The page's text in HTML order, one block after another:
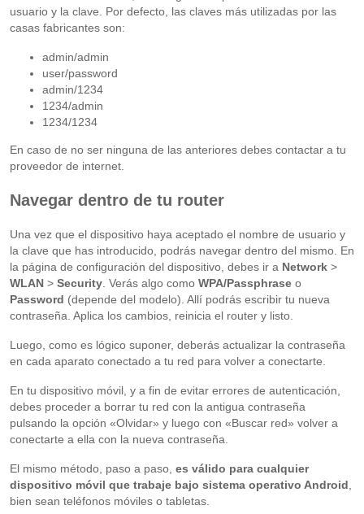
usuario y la clave. Por defecto, las claves más utilizadas por las
casas fabricantes son:
admin/admin
user/password
admin/1234
1234/admin
1234/1234
En caso de no ser ninguna de las anteriores debes contactar a tu
proveedor de internet.
Navegar dentro de tu router
Una vez que el dispositivo haya aceptado el nombre de usuario y
la clave que has introducido, podrás navegar dentro del mismo. En
la página de configuración del dispositivo, debes ir a Network>
WLAN> Security. Verás algo como WPA/Passphraseo
Password (depende del modelo). Allí podrás escribir tu nueva
contraseña. Aplica los cambios, reinicia el router y listo.
Luego, como es lógico suponer, deberás actualizar la contraseña
en cada aparato conectado a tu red para volver a conectarte.
En tu dispositivo móvil, y a fin de evitar errores de autenticación,
debes proceder a borrar tu red con la antigua contraseña
pulsando la opción «Olvidar» y luego con «Buscar red» volver a
conectarte a ella con la nueva contraseña.
El mismo método, paso a paso, es válido para cualquier
dispositivo móvil que trabaje bajo sistema operativo Android
bien sean teléfonos móviles o tabletas.